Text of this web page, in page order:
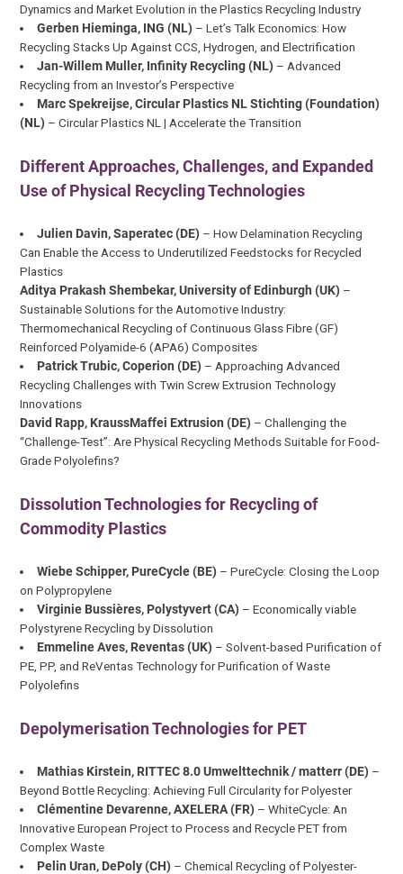
Dynamics and Market Evolution in the Plastics Recycling Industry
Gerben Hieminga, ING (NL)– Let’s Talk Economics: How
Recycling Stacks Up Against CCS, Hydrogen, and Electrification
Jan-Willem Muller, Infinity Recycling (NL)– Advanced
Recycling from an Investor’s Perspective
Marc Spekreijse, Circular Plastics NL Stichting (Foundation)
(NL) – Circular Plastics NL | Accelerate the Transition
Different Approaches, Challenges, and Expanded
Use of Physical Recycling Technologies
Julien Davin, Saperatec (DE)– How Delamination Recycling
Can Enable the Access to Underutilized Feedstocks for Recycled
Plastics
Aditya Prakash Shembekar, University of Edinburgh (UK) –
Sustainable Solutions for the Automotive Industry:
Thermomechanical Recycling of Continuous Glass Fibre (GF)
Reinforced Polyamide-6 (APA6) Composites
Patrick Trubic, Coperion (DE)– Approaching Advanced
Recycling Challenges with Twin Screw Extrusion Technology
Innovations
David Rapp, KraussMaffei Extrusion (DE) – Challenging the
“Challenge-Test”: Are Physical Recycling Methods Suitable for Food-
Grade Polyolefins?
Dissolution Technologies for Recycling of
Commodity Plastics
Wiebe Schipper, PureCycle (BE)– PureCycle: Closing the Loop
on Polypropylene
Virginie Bussières, Polystyvert (CA)– Economically viable
Polystyrene Recycling by Dissolution
Emmeline Aves, Reventas (UK)– Solvent-based Purification of
PE, PP, and ReVentas Technology for Purification of Waste
Polyolefins
Depolymerisation Technologies for PET
Mathias Kirstein, RITTEC 8.0 Umwelttechnik / matterr (DE)–
Beyond Bottle Recycling: Achieving Full Circularity for Polyester
Clémentine Devarenne, AXELERA (FR)– WhiteCycle: An
Innovative European Project to Process and Recycle PET from
Complex Waste
Pelin Uran, DePoly (CH)– Chemical Recycling of Polyester-